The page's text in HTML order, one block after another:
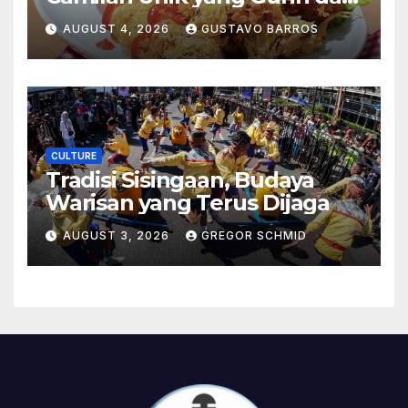
Bikin Nagih
AUGUST 4, 2026 GUSTAVO BARROS
CULTURE
Tradisi Sisingaan, Budaya
Warisan yang Terus Dijaga
AUGUST 3, 2026 GREGOR SCHMID